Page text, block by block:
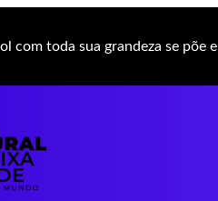
com toda sua grandeza se põe